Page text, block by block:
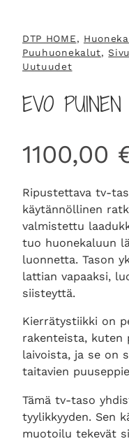
DTP HOME,
Puuhuonekalut,
Uutuudet
EVO
1100,00
Ripustettava tv-
käytännöllinen
valmistettu
tuo huonekaluun
luonnetta. Tason
lattian vapaaksi,
siisteyttä.
Kierrätystiikki on
rakenteista,
laivoista, ja se on
taitavien
Tämä tv-taso
tyylikkyyden. Sen
muotoilu tekevät